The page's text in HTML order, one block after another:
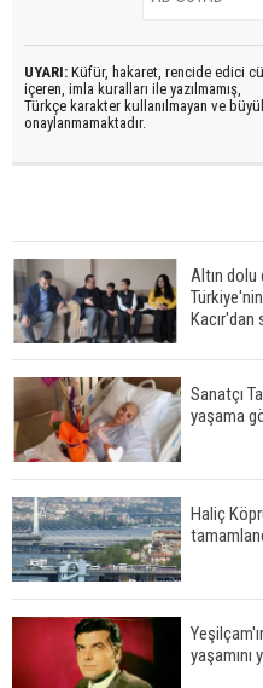
UYARI: Küfür, hakaret, rencide edici
içeren, imla kuralları ile yazılmamış,
Türkçe karakter kullanılmayan ve
onaylanmamaktadır.
Altın dolu
Kacır'dan
Sanatçı
yaşama
Haliç
yaşamını